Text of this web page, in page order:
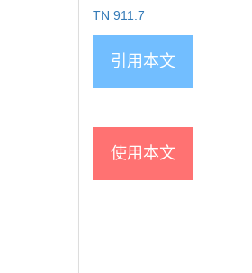
TN 911.7
引用本文
使用本文